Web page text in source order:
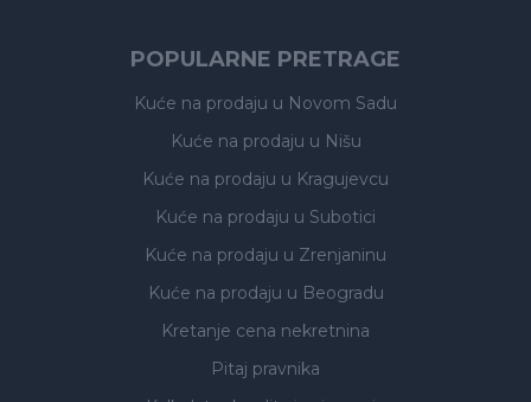
POPULARNE PRETRAGE
Kuće na prodaju u Novom Sadu
Kuće na prodaju u Nišu
Kuće na prodaju u Kragujevcu
Kuće na prodaju u Subotici
Kuće na prodaju u Zrenjaninu
Kuće na prodaju u Beogradu
Kretanje cena nekretnina
Pitaj pravnika